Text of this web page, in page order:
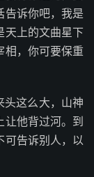
告诉你吧，我是
天上的文曲星下
相，你可要保重
头这么大，山神
他背过河。到
可告诉别人，以